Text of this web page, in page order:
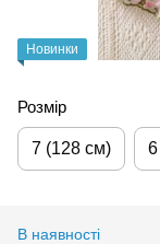
Новинки
Розмір
7 (128 см)
В наявності